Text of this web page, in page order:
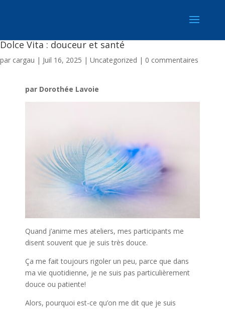
Dolce Vita : douceur et santé
par cargau | Juil 16, 2025 | Uncategorized | 0 commentaires
par Dorothée Lavoie
Quand j’anime mes ateliers, mes participants me
disent souvent que je suis très douce.
Ça me fait toujours rigoler un peu, parce que dans
ma vie quotidienne, je ne suis pas particulièrement
douce ou patiente!
Alors, pourquoi est-ce qu’on me dit que je suis